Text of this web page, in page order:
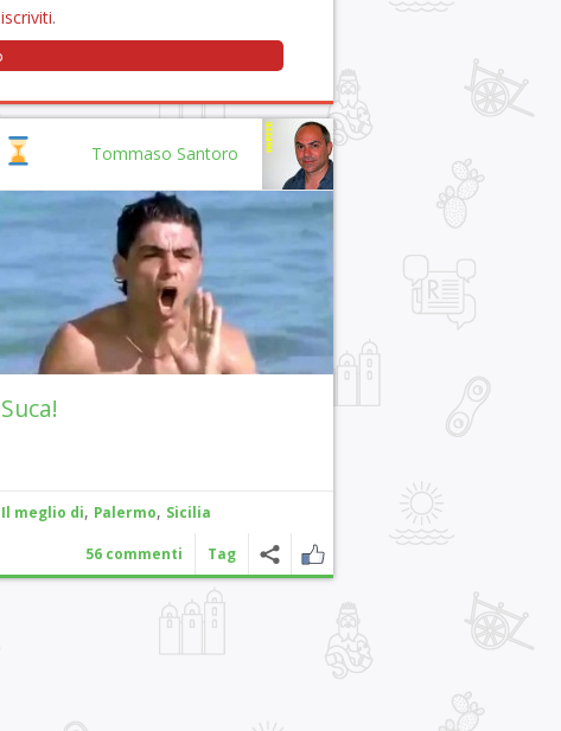
iscriviti.
Tommaso Santoro
Suca!
Il meglio di, Palermo, Sicilia
56 commenti Tag